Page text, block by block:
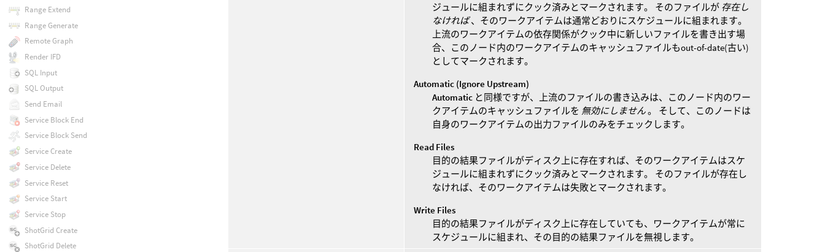
ジュールに組まれずにクック済みとマークされます。 そのファイルが 存在し
なければ、そのワークアイテムは通常どおりにスケジュールに組まれます。
上流のワークアイテムの依存関係がクック中に新しいファイルを書き出す場
合、このノード内のワークアイテムのキャッシュファイルもout-of-date(古い)
としてマークされます。
Automatic (Ignore Upstream)
Automatic と同様ですが、上流のファイルの書き込みは、このノード内のワー
クアイテムのキャッシュファイルを 無効にしません。 そして、このノードは
自身のワークアイテムの出力ファイルのみをチェックします。
Read Files
目的の結果ファイルがディスク上に存在すれば、そのワークアイテムはスケ
ジュールに組まれずにクック済みとマークされます。 そのファイルが存在し
なければ、そのワークアイテムは失敗とマークされます。
Write Files
目的の結果ファイルがディスク上に存在していても、ワークアイテムが常に
スケジュールに組まれ、その目的の結果ファイルを無視します。
Range Extend
Range Generate
Remote Graph
Render IFD
SQL Input
SQL Output
Send Email
Service Block End
Service Block Send
Service Create
Service Delete
Service Reset
Service Start
Service Stop
ShotGrid Create
ShotGrid Delete